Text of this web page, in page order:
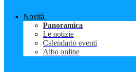
Novità
Panoramica
Le notizie
Calendario eventi
Albo online